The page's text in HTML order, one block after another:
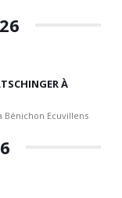
À
Bénichon Ecuvillens